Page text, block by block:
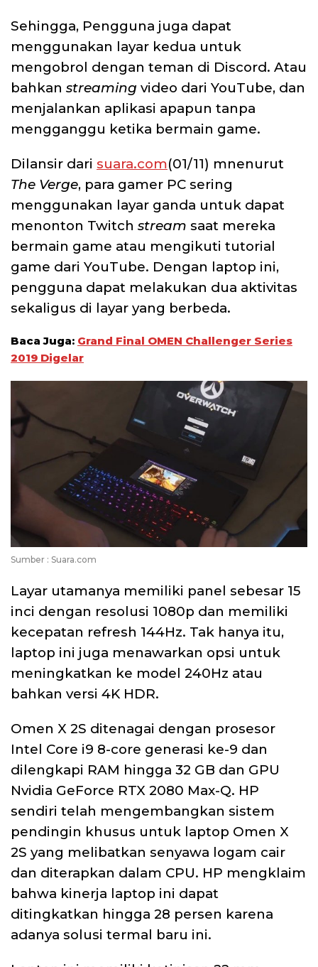
Sehingga, Pengguna juga dapat
menggunakan layar kedua untuk
mengobrol dengan teman di Discord. Atau
bahkan streaming video dari YouTube, dan
menjalankan aplikasi apapun tanpa
mengganggu ketika bermain game.
Dilansir dari suara.com(01/11) mnenurut
The Verge, para gamer PC sering
menggunakan layar ganda untuk dapat
menonton Twitch stream saat mereka
bermain game atau mengikuti tutorial
game dari YouTube. Dengan laptop ini,
pengguna dapat melakukan dua aktivitas
sekaligus di layar yang berbeda.
Baca Juga: Grand Final OMEN Challenger Series
2019 Digelar
Sumber : Suara.com
Layar utamanya memiliki panel sebesar 15
inci dengan resolusi 1080p dan memiliki
kecepatan refresh 144Hz. Tak hanya itu,
laptop ini juga menawarkan opsi untuk
meningkatkan ke model 240Hz atau
bahkan versi 4K HDR.
Omen X 2S ditenagai dengan prosesor
Intel Core i9 8-core generasi ke-9 dan
dilengkapi RAM hingga 32 GB dan GPU
Nvidia GeForce RTX 2080 Max-Q. HP
sendiri telah mengembangkan sistem
pendingin khusus untuk laptop Omen X
2S yang melibatkan senyawa logam cair
dan diterapkan dalam CPU. HP mengklaim
bahwa kinerja laptop ini dapat
ditingkatkan hingga 28 persen karena
adanya solusi termal baru ini.